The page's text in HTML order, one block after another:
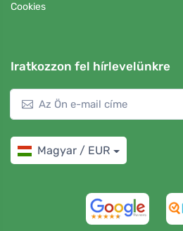
Cookies
Iratkozzon fel hírlevelünkre
Magyar / EUR